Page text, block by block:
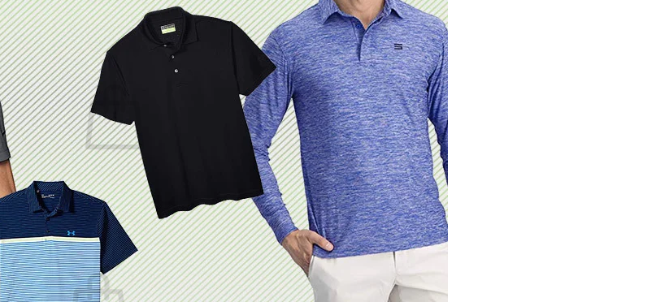
Chưa có sản phẩm trong giỏ hàng.
Quay trở lại cửa hàng
Giỏ hàng